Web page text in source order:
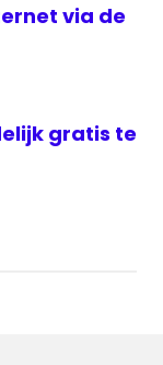
via de
gratis te